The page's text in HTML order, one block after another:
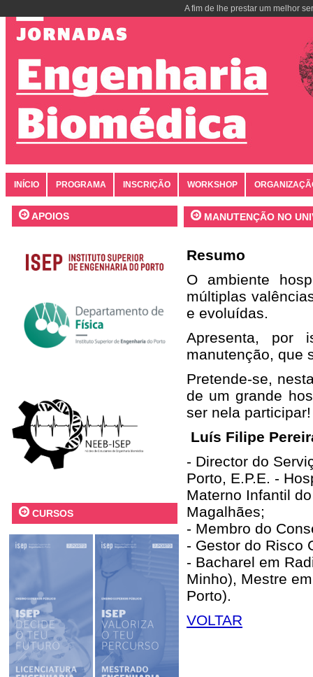
A fim de lhe prestar um melhor
INÍCIO PROGRAMA INSCRIÇÃO WORKSHOP
APOIOS
CURSOS
MANUTENÇÃO NO
Resumo
O ambiente
múltiplas
e evoluídas.
Apresenta, por
manutenção, que
Pretende-se,
de um grande
ser nela participar!
Luís Filipe
- Director do
Porto, E.P.E. -
Materno Infantil
Magalhães;
- Membro do
- Gestor do Risco
- Bacharel em
Minho), Mestre
Porto).
VOLTAR